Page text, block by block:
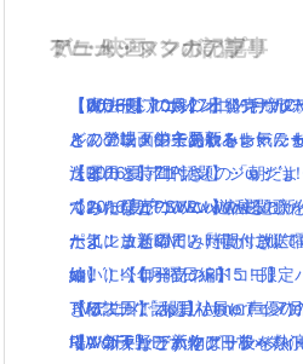
TV・映画
【dカード】ポインコ11月新
さん登場！中条あやみちゃん
【その１】ZIP話題の「朝だ
てみた( ﾟдﾟ )wwwwww
ポインコ新CM！「何かに似
始！！【ローソン×ドコモ】
【伝説回】zip貝社員に声優の
場！新キャラハマグリ役を熱
ゲーム・スマホアプリ
【WOFF】10月27日発売！ワ
ルファンタジーの新トレーラ
たよ！
ついに発売PSVR！遊べるビ
たよ！
ついに今年発売のFF15！限定
ぎる！！！
【WOFF】FF新作はトンベリ
アニメ・マンガの記事
【魔法使いの嫁】オリジナル
と」の映画館で見れるよ(｀
【2016夏アニソン】ジョジョ
んちゅなどのアニメの主題歌
たよ！放送曜日と時間付き(
編】
TVアニメ「あまんちゅ！」7
RIA”の天野こずえ！日常×ダ
ミュージックの記事
【2016夏アニソン】ツキウ
どのアニメの主題歌を一気に
送曜日と時間付き(｀・ω・´)
【2016夏アニソン】話題の新
一気にまとめてみたよ！放送
ω・´)！【月曜日編】
【Mステで話題】Aimer(エメ)
ワンオクなど大物アーティス